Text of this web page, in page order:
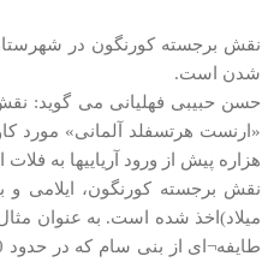
نقش برجسته کورنگون در
شدن است.
هزاره پیش از ورود آریاییها به فلات
میلاد)اخذ شده است. به عنوان